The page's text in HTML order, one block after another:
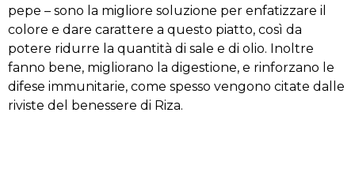
pepe – sono la migliore soluzione per enfatizzare il
colore e dare carattere a questo piatto, così da
potere ridurre la quantità di sale e di olio. Inoltre
fanno bene, migliorano la digestione, e rinforzano le
difese immunitarie, come spesso vengono citate dalle
riviste del benessere di Riza.